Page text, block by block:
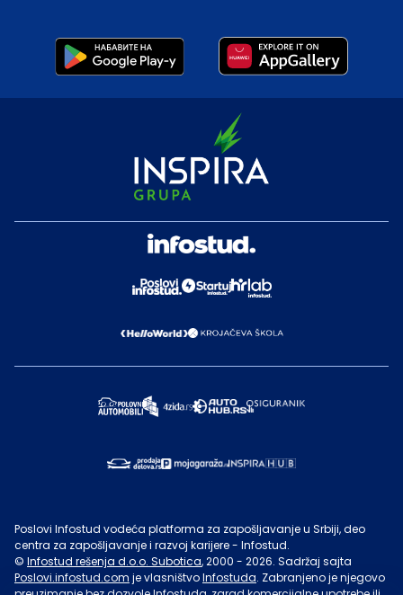
Poslovi Infostud vodeća platforma za zapošljavanje u Srbiji, deo
centra za zapošljavanje i razvoj karijere - Infostud.
© Infostud rešenja d.o.o. Subotica, 2000 - 2026. Sadržaj sajta
Poslovi.infostud.com je vlasništvoInfostuda. Zabranjeno je njegovo